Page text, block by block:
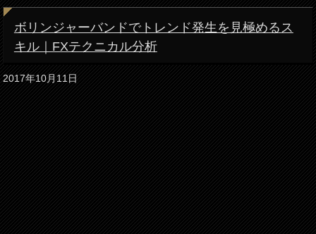
ボリンジャーバンドでトレンド発生を見極めるス
キル｜FXテクニカル分析
2017年10月11日